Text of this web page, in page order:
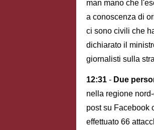
man mano che
a conoscenza di
ci sono civili che
dichiarato il
giornalisti sulla
12:31 - Due
nella regione
post su Facebook
effettuato 66